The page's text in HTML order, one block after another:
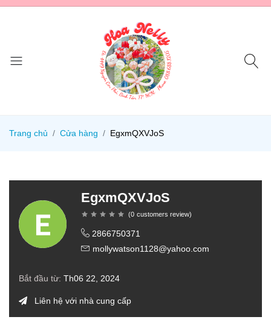
Trang chủ Cửa hàng EgxmQXVJoS
EgxmQXVJoS
(0 customers review)
2866750371
mollywatson1128@yahoo.com
Bắt đầu từ: Th06 22, 2024
Liên hệ với nhà cung cấp